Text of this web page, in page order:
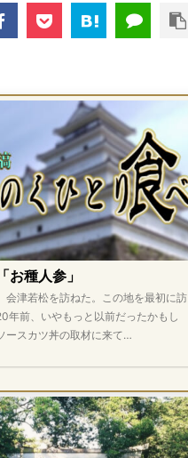
お種人参」
会津若松を訪ねた。この地を最初に訪
年前、いやもっと以前だったかもし
ースカツ丼の取材に来て…